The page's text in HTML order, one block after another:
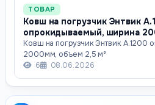
ТОВАР
Ковш на погрузчик Энтвик
опрокидываемый, ширина
Ковш на погрузчик Энтвик
2000мм, объем 2,5 м³
6
08.06.2026